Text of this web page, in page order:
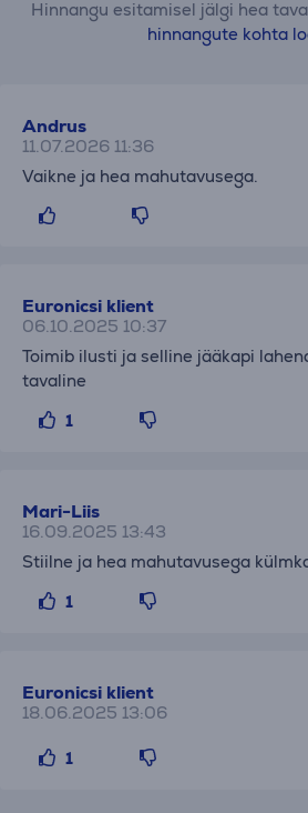
Hinnangu esitamisel jälgi hea
hinnangute kohta
Andrus
11.07.2026 11:36
Vaikne ja hea mahutavusega.
Euronicsi klient
06.10.2025 10:37
Toimib ilusti ja selline jääkapi
tavaline
1
Mari-Liis
16.09.2025 13:43
Stiilne ja hea mahutavusega
1
Euronicsi klient
18.06.2025 13:06
1